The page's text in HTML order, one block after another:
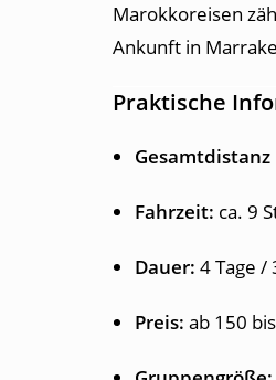
Marokkoreisen
Ankunft in
Praktische
Gesamtdistanz
Fahrzeit: ca. 9
Dauer: 4 Tage /
Preis: ab 150